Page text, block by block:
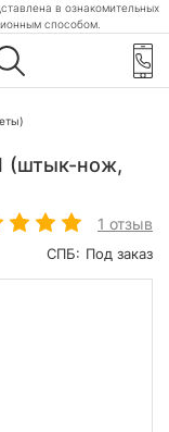
в ознакомительных
способом.
(штык-нож,
1 отзыв
СПБ: Под заказ